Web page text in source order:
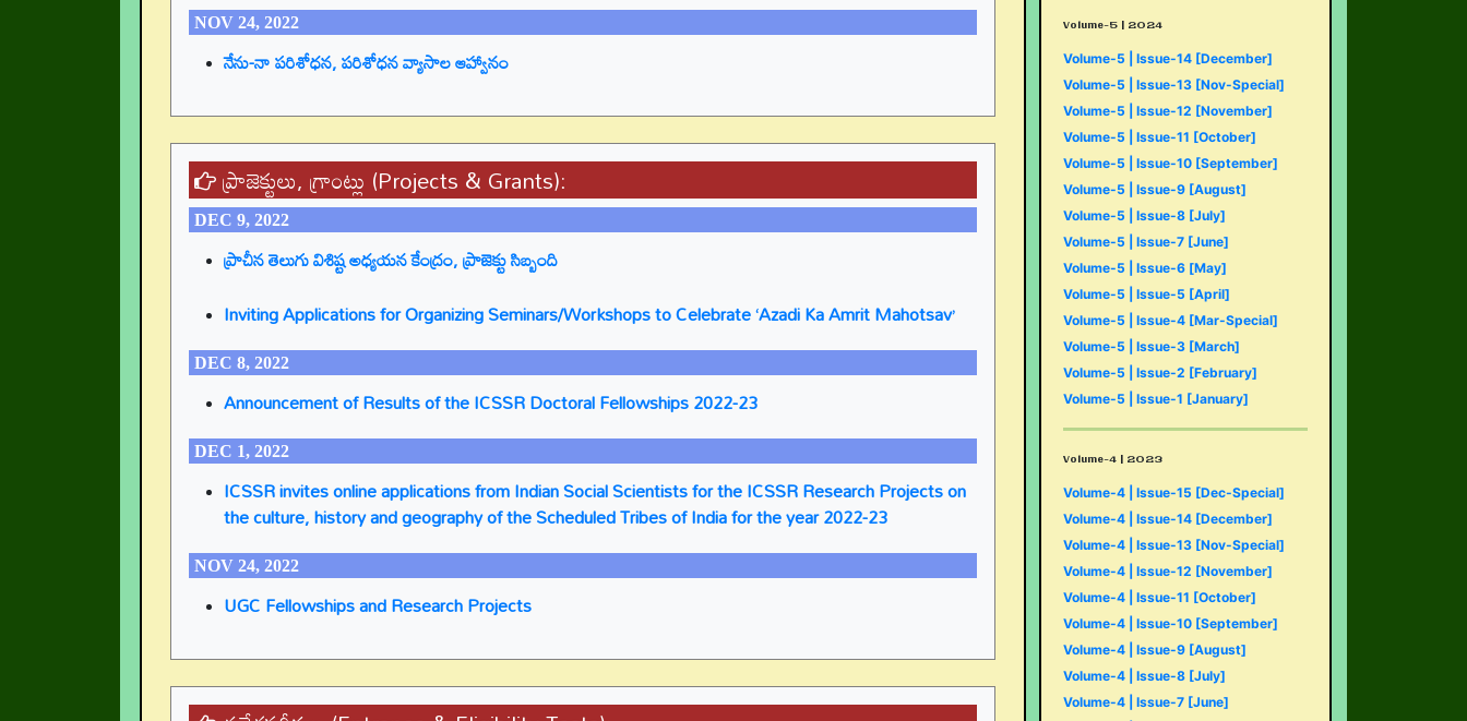
NOV 24, 2022
నేను-నా పరిశోధన, పరిశోధన వ్యాసాల ఆహ్వానం
ప్రాజెక్టులు, గ్రాంట్లు (Projects & Grants):
DEC 9, 2022
ప్రాచీన తెలుగు విశిష్ట అధ్యయన కేంద్రం, ప్రాజెక్టు సిబ్బంది
Inviting Applications for Organizing Seminars/Workshops to Celebrate ‘Azadi Ka Amrit Mahotsav’
DEC 8, 2022
Announcement of Results of the ICSSR Doctoral Fellowships 2022-23
DEC 1, 2022
ICSSR invites online applications from Indian Social Scientists for the ICSSR Research Projects on
the culture, history and geography of the Scheduled Tribes of India for the year 2022-23
NOV 24, 2022
UGC Fellowships and Research Projects
Volume-5 | 2024
Volume-5 | Issue-14 [December]
Volume-5 | Issue-13 [Nov-Special]
Volume-5 | Issue-12 [November]
Volume-5 | Issue-11 [October]
Volume-5 | Issue-10 [September]
Volume-5 | Issue-9 [August]
Volume-5 | Issue-8 [July]
Volume-5 | Issue-7 [June]
Volume-5 | Issue-6 [May]
Volume-5 | Issue-5 [April]
Volume-5 | Issue-4 [Mar-Special]
Volume-5 | Issue-3 [March]
Volume-5 | Issue-2 [February]
Volume-5 | Issue-1 [January]
Volume-4 | 2023
Volume-4 | Issue-15 [Dec-Special]
Volume-4 | Issue-14 [December]
Volume-4 | Issue-13 [Nov-Special]
Volume-4 | Issue-12 [November]
Volume-4 | Issue-11 [October]
Volume-4 | Issue-10 [September]
Volume-4 | Issue-9 [August]
Volume-4 | Issue-8 [July]
Volume-4 | Issue-7 [June]